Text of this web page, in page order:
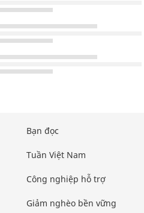
Bạn đọc
Tuần Việt Nam
Công nghiệp hỗ trợ
Giảm nghèo bền vững